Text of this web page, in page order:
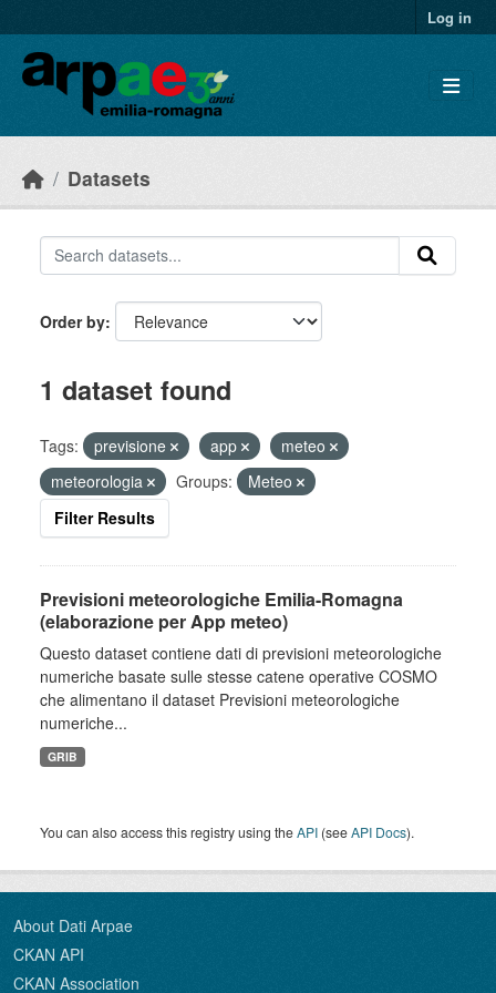
Log in
Datasets
Order by
1 dataset found
Tags: previsione app
meteo
meteorologia
Groups:
Meteo
Filter Results
Previsioni meteorologiche Emilia-Romagna
(elaborazione per App meteo)
Questo dataset contiene dati di previsioni meteorologiche
numeriche basate sulle stesse catene operative COSMO
che alimentano il dataset Previsioni meteorologiche
numeriche...
GRIB
You can also access this registry using theAPI (seeAPI Docs).
About Dati Arpae
CKAN API
CKAN Association